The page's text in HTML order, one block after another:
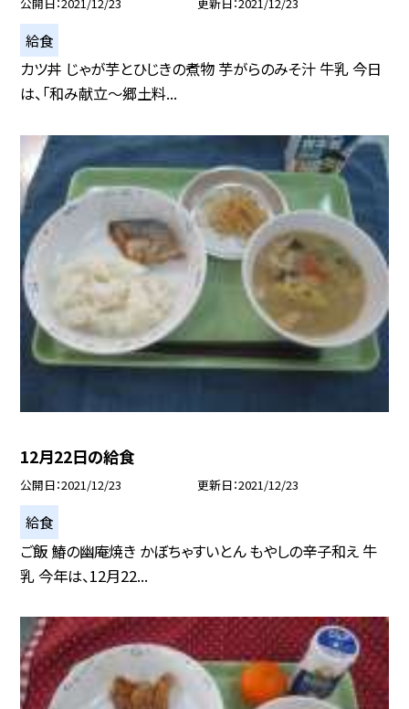
給食
カツ丼 じゃが芋とひじきの煮物 芋がらのみそ汁 牛乳 今日
は、「和み献立〜郷土料...
12月22日の給食
公開日 2021/12/23 更新日 2021/12/23
給食
ご飯 鰆の幽庵焼き かぼちゃすいとん もやしの辛子和え 牛
乳 今年は、12月22...